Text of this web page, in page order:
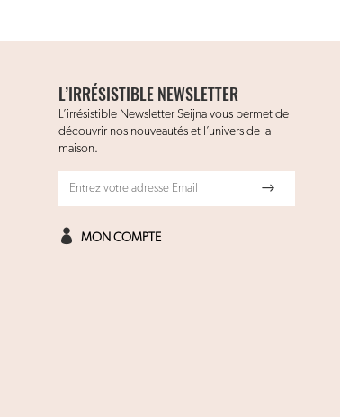
L’IRRÉSISTIBLE NEWSLETTER
L’irrésistible Newsletter Seijna vous permet de
découvrir nos nouveautés et l’univers de la
maison.
MON COMPTE